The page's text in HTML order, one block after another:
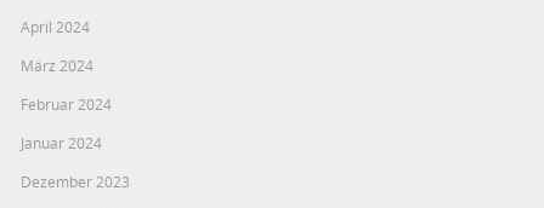
April 2024
März 2024
Februar 2024
Januar 2024
Dezember 2023